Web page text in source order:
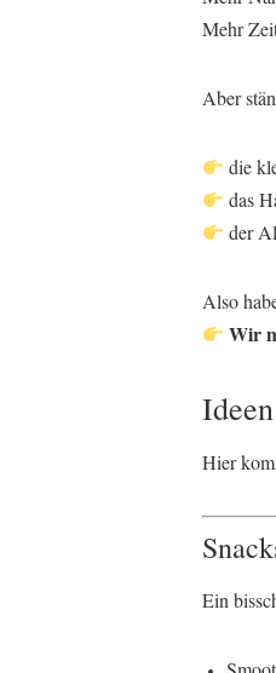
Mehr
Aber
die
das
der
Also
Wir
Hier
Ein